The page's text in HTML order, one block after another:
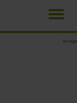
Anzeige